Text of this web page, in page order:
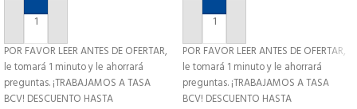
AÑADIR AL CARRITO
POR FAVOR LEER ANTES DE OFERTAR,
le tomará 1 minuto y le ahorrará
preguntas. ¡TRABAJAMOS A TASA
BCV! DESCUENTO HASTA
AÑADIR AL CARRITO
POR FAVOR LEER ANTES DE OFERTAR,
le tomará 1 minuto y le ahorrará
preguntas. ¡TRABAJAMOS A TASA
BCV! DESCUENTO HASTA